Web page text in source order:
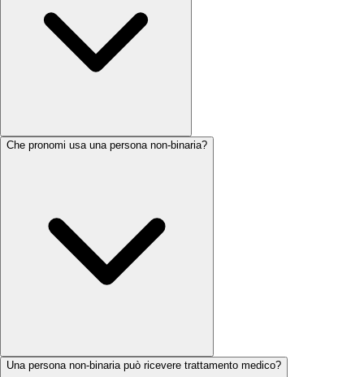
Che pronomi usa una persona non-binaria?
Una persona non-binaria può ricevere trattamento medico?